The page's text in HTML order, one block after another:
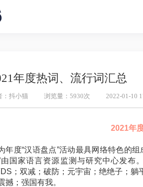
年度热词、流行词汇总
：抖小猫 浏览量：5930次 2022-01-10
2021年
年度“汉语盘点”活动最具网络特色的
由国家语言资源监测与研究中心发布
；双减；破防；元宇宙；绝绝子；
撼；强国有我。